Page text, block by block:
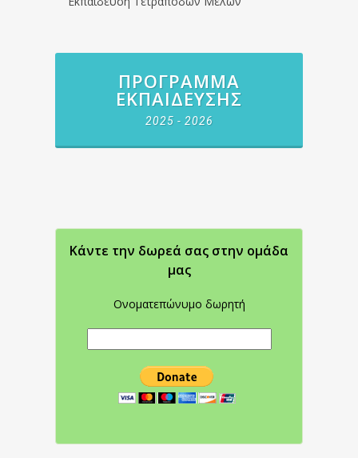
ΠΡΌΓΡΑΜΜΑ
ΕΚΠΑΊΔΕΥΣΗΣ
2025 - 2026
Κάντε την δωρεά σας στην oμάδα
μας
Ονοματεπώνυμο δωρητή